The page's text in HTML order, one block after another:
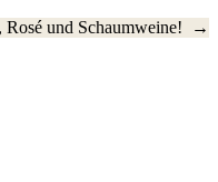
Rosé und Schaumweine! →